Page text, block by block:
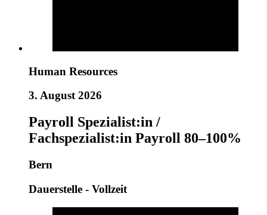
Human Resources
3. August 2026
Payroll Spezialist:in /
Fachspezialist:in Payroll 80–100%
Bern
Dauerstelle - Vollzeit